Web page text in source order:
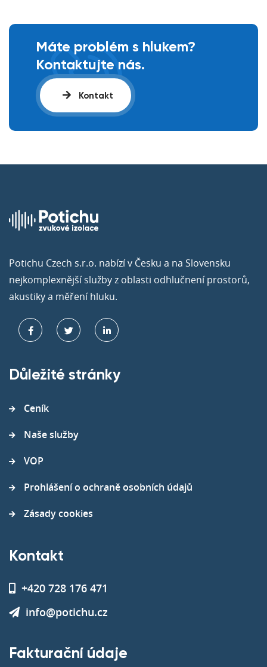
Máte problém s hlukem?
Kontaktujte nás.
Kontakt
Potichu Czech s.r.o. nabízí v Česku a na Slovensku
nejkomplexnější služby z oblasti odhlučnení prostorů,
akustiky a měření hluku.
Důležité stránky
Ceník
Naše služby
VOP
Prohlášení o ochraně osobních údajů
Zásady cookies
Kontakt
+420 728 176 471
info@potichu.cz
Fakturační údaje